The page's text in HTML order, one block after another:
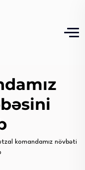
komandamız növbəti